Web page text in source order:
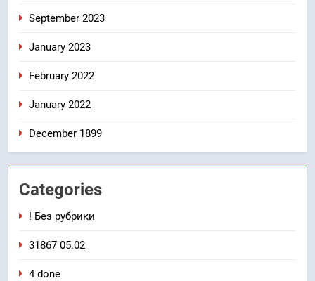
September 2023
January 2023
February 2022
January 2022
December 1899
Categories
! Без рубрики
31867 05.02
4 done